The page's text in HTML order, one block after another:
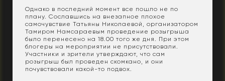
Однако в последний момент все пошло не по
плану. Сославшись на внезапное плохое
самочувствие Татьяны Николаевой, организатором
Тамиром Намсараевым проведение розыгрыша
было перенесено на 18.00 того же дня. При этом
блогеры на мероприятии не присутствовали.
Участники и зрители утверждают, что сам
розыгрыш был проведен скомкано, и они
почувствовали какой-то подвох.